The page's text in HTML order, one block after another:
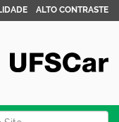
ALTO CONTRASTE